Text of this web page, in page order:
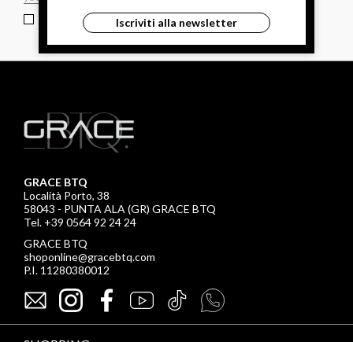
ho letto ed accettato le condizioni sulla privacy.
GRACE BTQ
Località Porto, 38
58043 - PUNTA ALA (GR) GRACE BTQ
Tel. +39 0564 92 24 24
GRACE BTQ
shoponline@gracebtq.com
P.I. 11280380012
Iscriviti alla newsletter